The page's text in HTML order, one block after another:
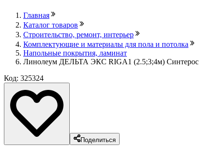
Главная
Каталог товаров
Строительство, ремонт, интерьер
Комплектующие и материалы для пола и потолка
Напольные покрытия, ламинат
Линолеум ДЕЛЬТА ЭКС RIGA1 (2.5;3;4м) Синтерос
Код: 325324
Поделиться